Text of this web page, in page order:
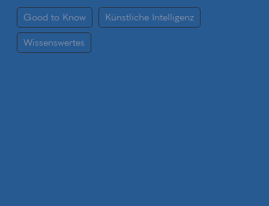
Good to Know Künstliche Intelligenz
Wissenswertes